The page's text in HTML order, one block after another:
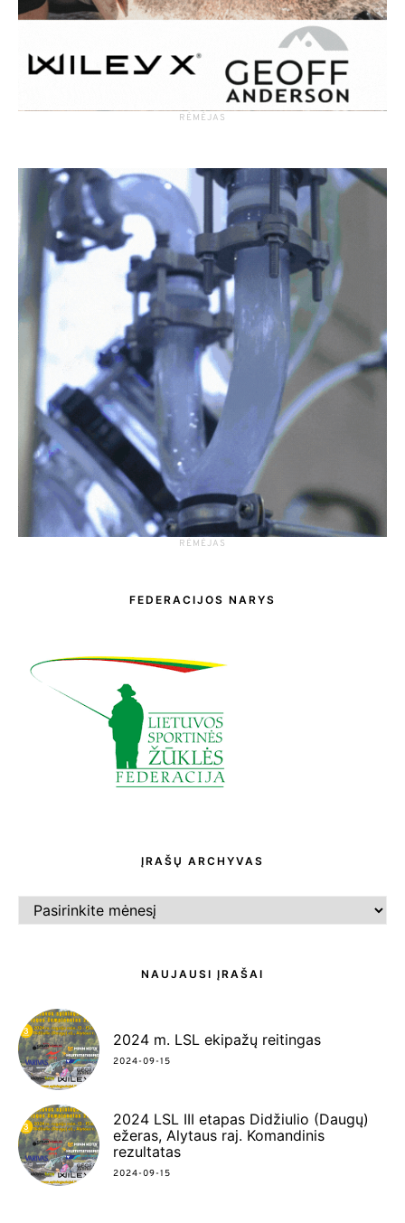
RĖMĖJAS
RĖMĖJAS
FEDERACIJOS NARYS
ĮRAŠŲ ARCHYVAS
ARCHYVAS
NAUJAUSI ĮRAŠAI
2024 m. LSL ekipažų reitingas
2024-09-15
2024 LSL III etapas Didžiulio (Daugų)
ežeras, Alytaus raj. Komandinis
rezultatas
2024-09-15